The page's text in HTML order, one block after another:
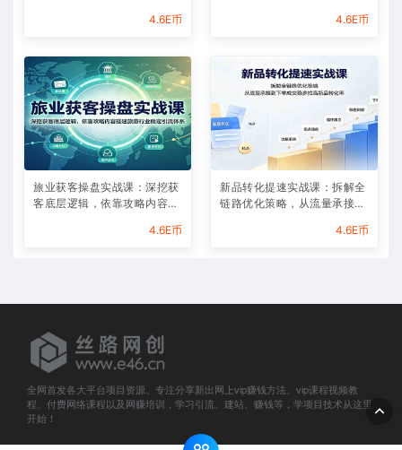
4.6E币
4.6E币
旅业获客操盘实战课：深挖获
客底层逻辑，依靠攻略内容搭
4.6E币
新品转化提速实战课：拆解全
链路优化策略，从流量承接到
4.6E币
全网首发各大平台项目资源、专注分享新出网上vip赚钱方法、vip课程视频教
程、付费网络课程以及网赚培训，学习引流、建站、赚钱等，学项目技术从这里
开始！